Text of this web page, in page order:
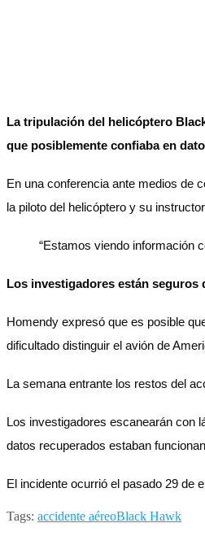
La tripulación del helicóptero
que posiblemente confiaba en
En una conferencia ante medios de
la piloto del helicóptero y su
“Estamos viendo información
Los investigadores están seguros
Homendy expresó que es posible
dificultado distinguir el avión de
La semana entrante los restos del
Los investigadores escanearán con
datos recuperados estaban
El incidente ocurrió el pasado 29
Tags: accidente aéreoBlack Hawk